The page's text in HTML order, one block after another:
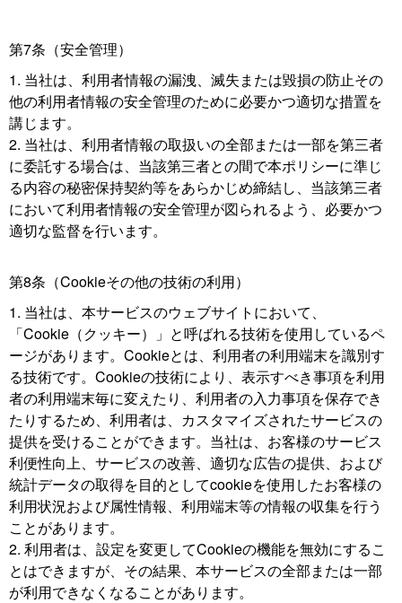
第7条（安全管理）
当社は、利用者情報の漏洩、滅失または毀損の防止その
他の利用者情報の安全管理のために必要かつ適切な措置を
講じます。
当社は、利用者情報の取扱いの全部または一部を第三者
に委託する場合は、当該第三者との間で本ポリシーに準じ
る内容の秘密保持契約等をあらかじめ締結し、当該第三者
において利用者情報の安全管理が図られるよう、必要かつ
適切な監督を行います。
第8条（Cookieその他の技術の利用）
当社は、本サービスのウェブサイトにおいて、
「Cookie（クッキー）」と呼ばれる技術を使用しているペ
ージがあります。Cookieとは、利用者の利用端末を識別す
る技術です。Cookieの技術により、表示すべき事項を利用
者の利用端末毎に変えたり、利用者の入力事項を保存でき
たりするため、利用者は、カスタマイズされたサービスの
提供を受けることができます。当社は、お客様のサービス
利便性向上、サービスの改善、適切な広告の提供、および
統計データの取得を目的としてcookieを使用したお客様の
利用状況および属性情報、利用端末等の情報の収集を行う
ことがあります。
利用者は、設定を変更してCookieの機能を無効にするこ
とはできますが、その結果、本サービスの全部または一部
が利用できなくなることがあります。